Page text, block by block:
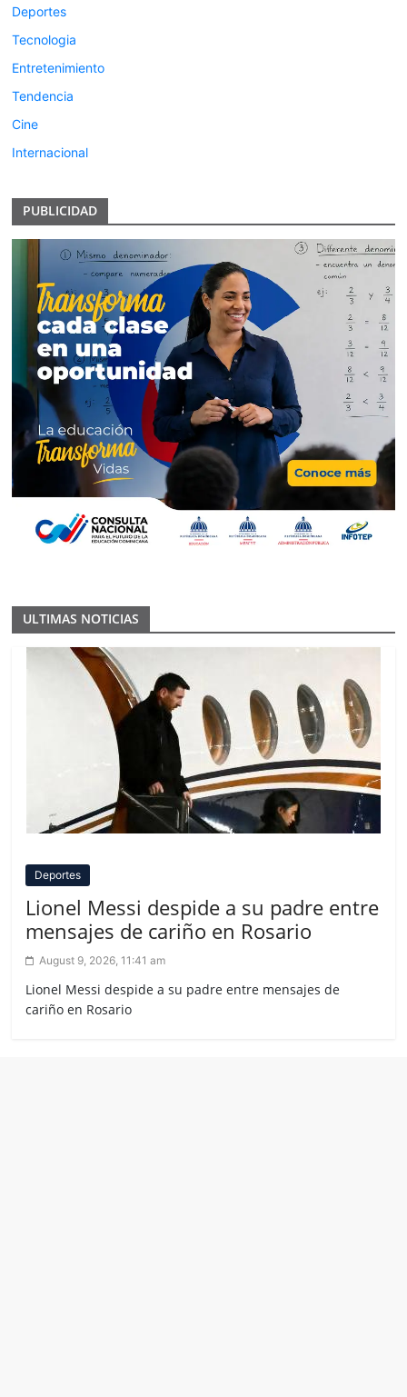
Deportes
Tecnologia
Entretenimiento
Tendencia
Cine
Internacional
PUBLICIDAD
ULTIMAS NOTICIAS
Deportes
Lionel Messi despide a su padre entre
mensajes de cariño en Rosario
August 9, 2026, 11:41 am
Lionel Messi despide a su padre entre mensajes de
cariño en Rosario